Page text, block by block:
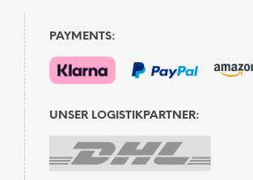
PAYMENTS:
UNSER LOGISTIKPARTNER: